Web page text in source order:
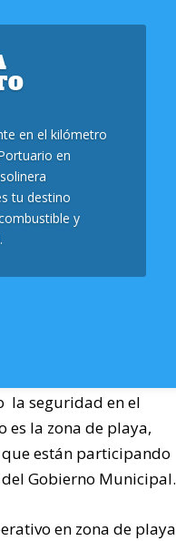
en el kilómetro
en
tu destino
y
la seguridad en el
la zona de playa,
están participando
Gobierno Municipal.
en zona de playa